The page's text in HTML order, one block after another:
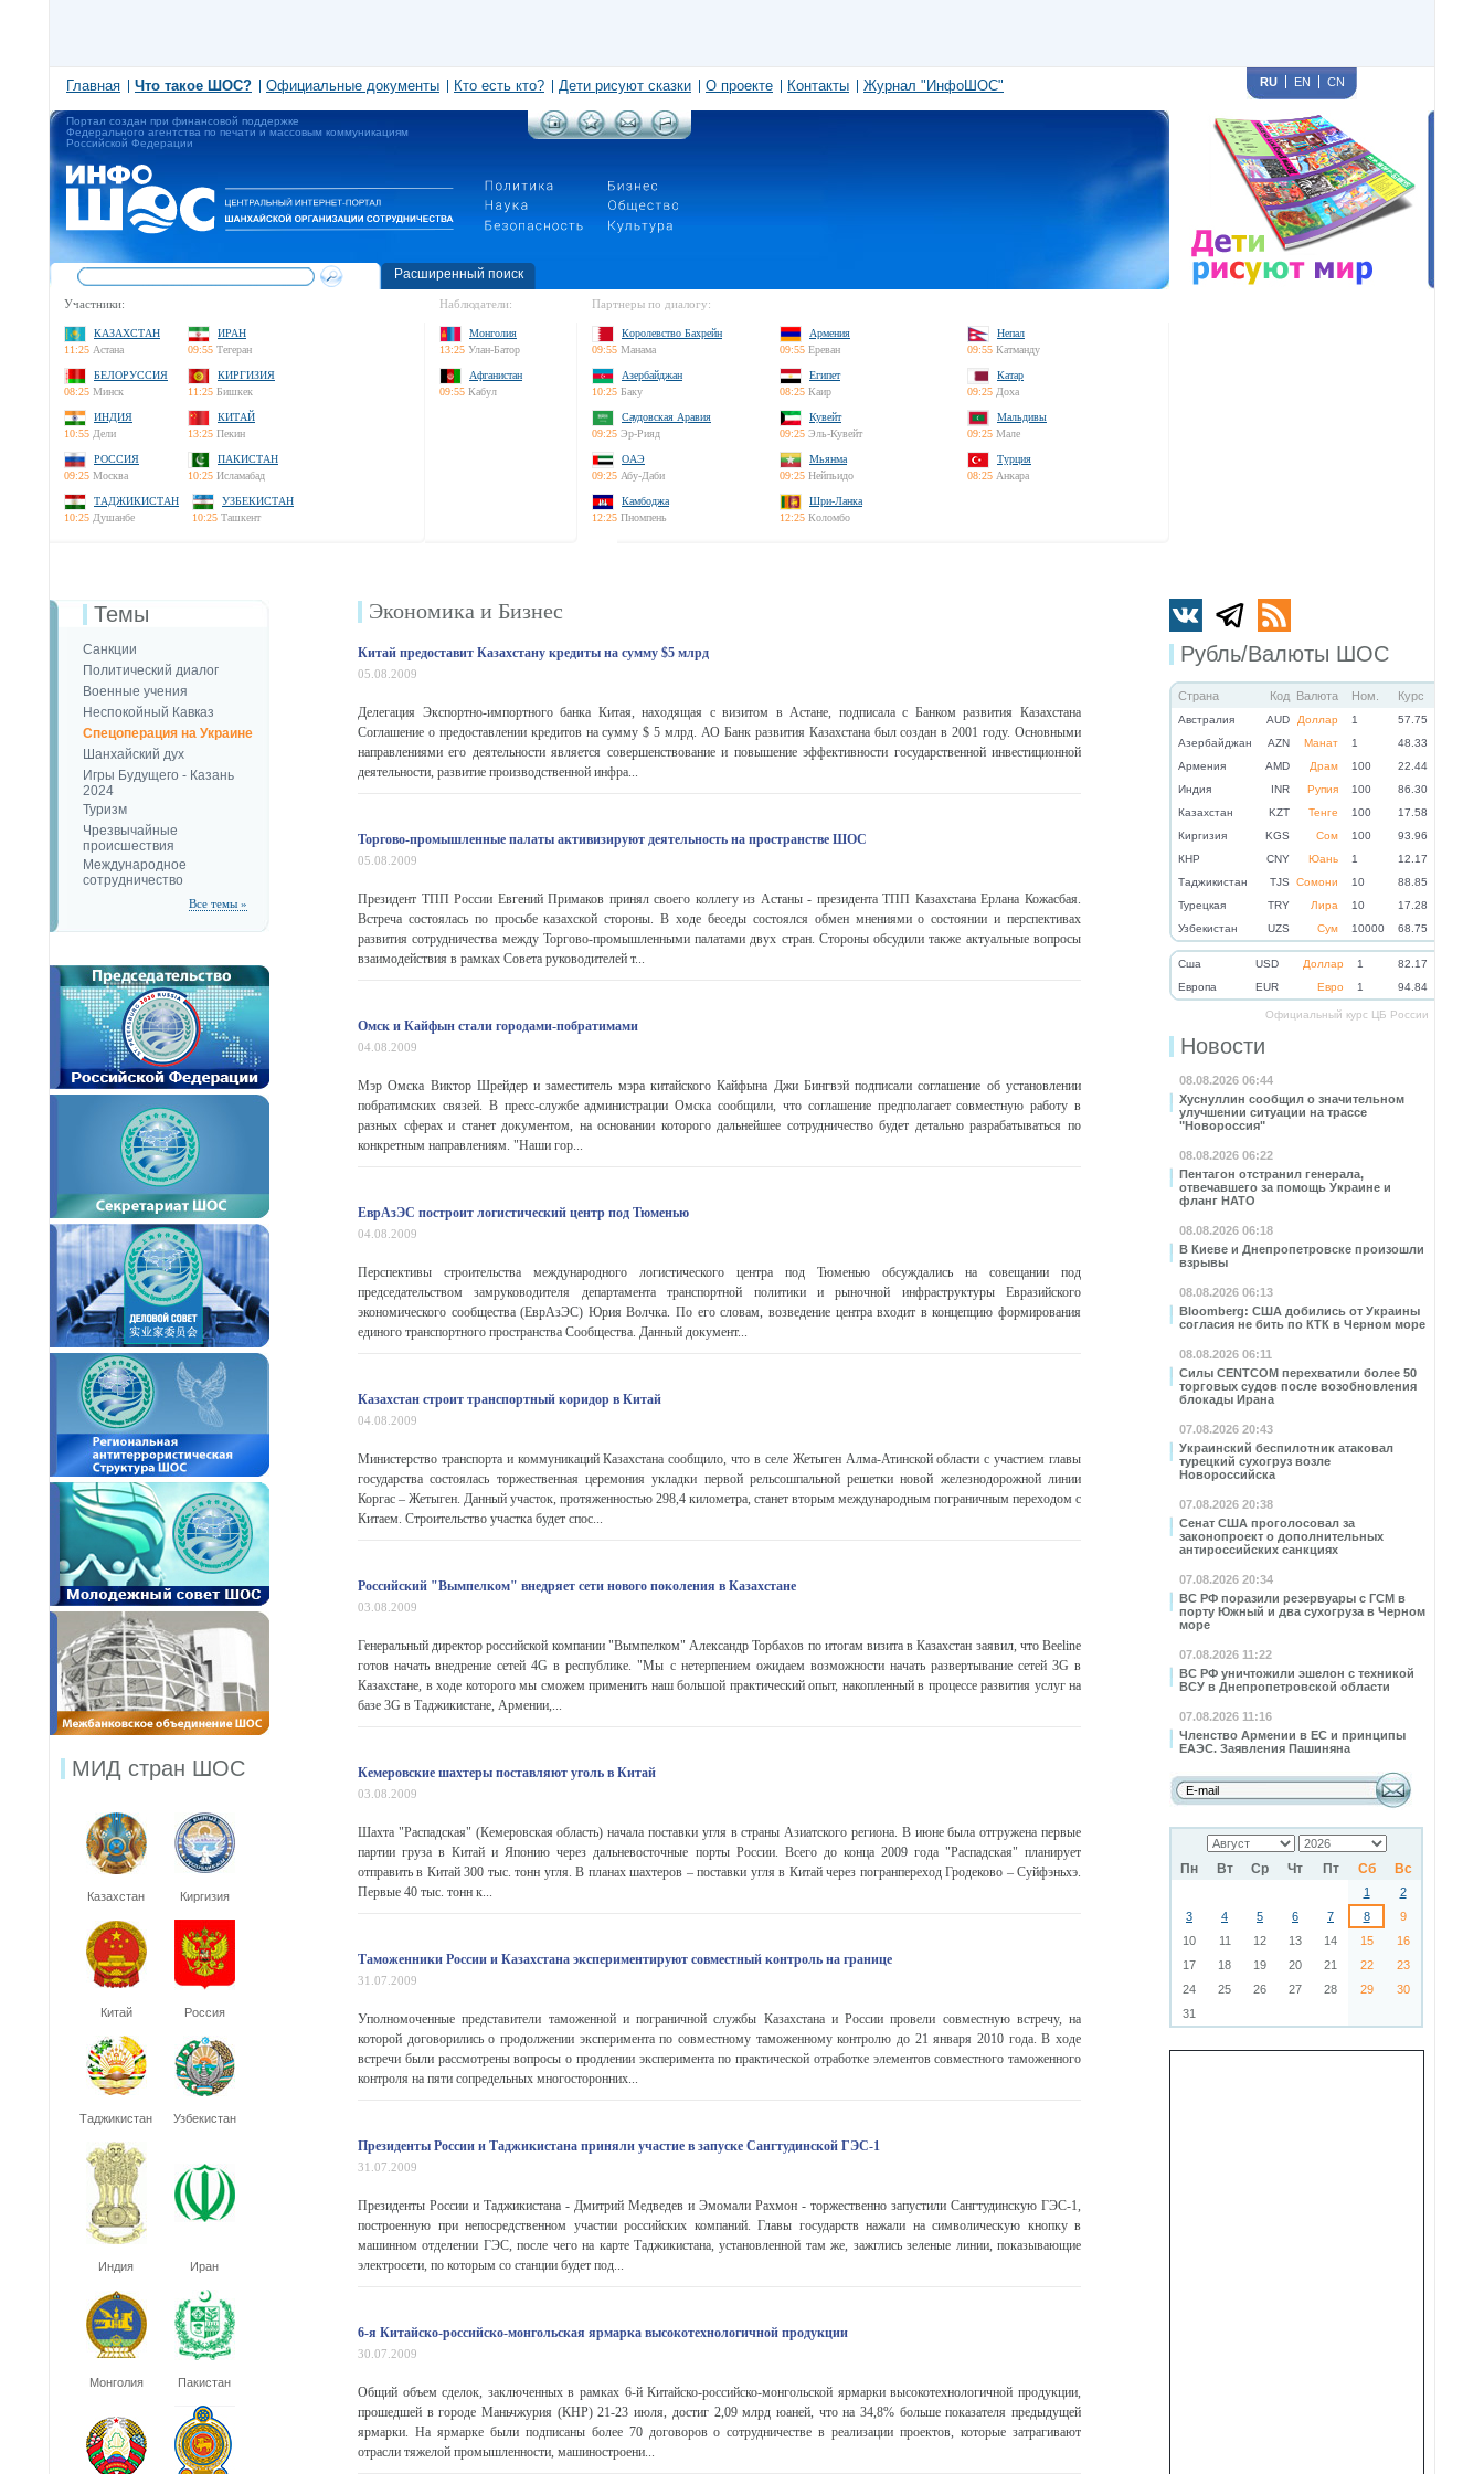
Главная Что такое ШОС? Официальные документы Кто есть кто? Дети рисуют сказки О проекте Контакты Журнал "ИнфоШОС" RU EN CN
Портал создан при финансовой поддержке
Федерального агентства по печати и массовым коммуникациям
Российской Федерации
Расширенный поиск
Участники:
КАЗАХСТАН
11:25 Астана
ИРАН
09:55 Тегеран
БЕЛОРУССИЯ
08:25 Минск
КИРГИЗИЯ
11:25 Бишкек
ИНДИЯ
10:55 Дели
КИТАЙ
13:25 Пекин
РОССИЯ
09:25 Москва
ПАКИСТАН
10:25 Исламабад
ТАДЖИКИСТАН
10:25 Душанбе
УЗБЕКИСТАН
10:25 Ташкент
Наблюдатели:
Монголия
13:25 Улан-Батор
Афганистан
09:55 Кабул
Партнеры по диалогу:
Королевство Бахрейн
09:55 Манама
Армения
09:55 Ереван
Непал
09:55 Катманду
Азербайджан
10:25 Баку
Египет
08:25 Каир
Катар
09:25 Доха
Саудовская Аравия
09:25 Эр-Рияд
Кувейт
09:25 Эль-Кувейт
Мальдивы
09:25 Мале
ОАЭ
09:25 Абу-Даби
Мьянма
09:25 Нейпьидо
Турция
08:25 Анкара
Камбоджа
12:25 Пномпень
Шри-Ланка
12:25 Коломбо
Рубль/Валюты ШОС
Страна Код Валюта Ном. Курс
Австралия AUD Доллар 1
57.75
Азербайджан
AZN Манат 1
48.33
Армения
AMD Драм 100
22.44
Индия
INR Рупия 100
86.30
Казахстан
KZT Тенге 100
17.58
Киргизия
KGS Сом 100
93.96
КНР
CNY Юань 1
12.17
Таджикистан
TJS Сомони 10
88.85
Турецкая
TRY Лира 10
17.28
Узбекистан
UZS Сум 10000 68.75
Cша USD Доллар 1
82.17
Eвропа
EUR Евро 1 94.84
Официальный курс ЦБ России
Новости
08.08.2026 06:44
Хуснуллин сообщил о значительном
улучшении ситуации на трассе
"Новороссия"
08.08.2026 06:22
Пентагон отстранил генерала,
отвечавшего за помощь Украине и
фланг НАТО
08.08.2026 06:18
В Киеве и Днепропетровске произошли
взрывы
08.08.2026 06:13
Bloomberg: США добились от Украины
согласия не бить по КТК в Черном море
08.08.2026 06:11
Силы CENTCOM перехватили более 50
торговых судов после возобновления
блокады Ирана
07.08.2026 20:43
Украинский беспилотник атаковал
турецкий сухогруз возле
Новороссийска
07.08.2026 20:38
Сенат США проголосовал за
законопроект о дополнительных
антироссийских санкциях
07.08.2026 20:34
ВС РФ поразили резервуары с ГСМ в
порту Южный и два сухогруза в Черном
море
07.08.2026 11:22
ВС РФ уничтожили эшелон с техникой
ВСУ в Днепропетровской области
07.08.2026 11:16
Членство Армении в ЕС и принципы
ЕАЭС. Заявления Пашиняна
Пн Вт Ср Чт Пт Сб Вс
1
2
3
4 5 6 7 8
9
10
11 12 13 14 15
16
17
18 19 20 21 22
23
24
25 26 27 28 29
30
31
Темы
Санкции
Политический диалог
Военные учения
Неспокойный Кавказ
Спецоперация на Украине
Шанхайский дух
Игры Будущего - Казань
2024
Туризм
Чрезвычайные
происшествия
Международное
сотрудничество
Все темы »
МИД стран ШОС
Казахстан Киргизия
Китай Россия
Таджикистан Узбекистан
Индия Иран
Монголия Пакистан
Экономика и Бизнес
Китай предоставит Казахстану кредиты на сумму $5 млрд
05.08.2009
Делегация Экспортно-импортного банка Китая, находящая с визитом в Астане, подписала с Банком развития Казахстана
Соглашение о предоставлении кредитов на сумму $ 5 млрд. АО Банк развития Казахстана был создан в 2001 году. Основными
направлениями его деятельности является совершенствование и повышение эффективности государственной инвестиционной
деятельности, развитие производственной инфра...
Торгово-промышленные палаты активизируют деятельность на пространстве ШОС
05.08.2009
Президент ТПП России Евгений Примаков принял своего коллегу из Астаны - президента ТПП Казахстана Ерлана Кожасбая.
Встреча состоялась по просьбе казахской стороны. В ходе беседы состоялся обмен мнениями о состоянии и перспективах
развития сотрудничества между Торгово-промышленными палатами двух стран. Стороны обсудили также актуальные вопросы
взаимодействия в рамках Совета руководителей т...
Омск и Кайфын стали городами-побратимами
04.08.2009
Мэр Омска Виктор Шрейдер и заместитель мэра китайского Кайфына Джи Бингвэй подписали соглашение об установлении
побратимских связей. В пресс-службе администрации Омска сообщили, что соглашение предполагает совместную работу в
разных сферах и станет документом, на основании которого дальнейшее сотрудничество будет детально разрабатываться по
конкретным направлениям. "Наши гор...
ЕврАзЭС построит логистический центр под Тюменью
04.08.2009
Перспективы строительства международного логистического центра под Тюменью обсуждались на совещании под
председательством замруководителя департамента транспортной политики и рыночной инфраструктуры Евразийского
экономического сообщества (ЕврАзЭС) Юрия Волчка. По его словам, возведение центра входит в концепцию формирования
единого транспортного пространства Сообщества. Данный документ...
Казахстан строит транспортный коридор в Китай
04.08.2009
Министерство транспорта и коммуникаций Казахстана сообщило, что в селе Жетыген Алма-Атинской области с участием главы
государства состоялась торжественная церемония укладки первой рельсошпальной решетки новой железнодорожной линии
Коргас – Жетыген. Данный участок, протяженностью 298,4 километра, станет вторым международным пограничным переходом с
Китаем. Строительство участка будет спос...
Российский "Вымпелком" внедряет сети нового поколения в Казахстане
03.08.2009
Генеральный директор российской компании "Вымпелком" Александр Торбахов по итогам визита в Казахстан заявил, что Beeline
готов начать внедрение сетей 4G в республике. "Мы с нетерпением ожидаем возможности начать развертывание сетей 3G в
Казахстане, в ходе которого мы сможем применить наш большой практический опыт, накопленный в процессе развития услуг на
базе 3G в Таджикистане, Армении,...
Кемеровские шахтеры поставляют уголь в Китай
03.08.2009
Шахта "Распадская" (Кемеровская область) начала поставки угля в страны Азиатского региона. В июне была отгружена первые
партии груза в Китай и Японию через дальневосточные порты России. Всего до конца 2009 года "Распадская" планирует
отправить в Китай 300 тыс. тонн угля. В планах шахтеров – поставки угля в Китай через погранпереход Гродеково – Суйфэньхэ.
Первые 40 тыс. тонн к...
Таможенники России и Казахстана экспериментируют совместный контроль на границе
31.07.2009
Уполномоченные представители таможенной и пограничной службы Казахстана и России провели совместную встречу, на
которой договорились о продолжении эксперимента по совместному таможенному контролю до 21 января 2010 года. В ходе
встречи были рассмотрены вопросы о продлении эксперимента по практической отработке элементов совместного таможенного
контроля на пяти сопредельных многосторонних...
Президенты России и Таджикистана приняли участие в запуске Сангтудинской ГЭС-1
31.07.2009
Президенты России и Таджикистана - Дмитрий Медведев и Эмомали Рахмон - торжественно запустили Сангтудинскую ГЭС-1,
построенную при непосредственном участии российских компаний. Главы государств нажали на символическую кнопку в
машинном отделении ГЭС, после чего на карте Таджикистана, установленной там же, зажглись зеленые линии, показывающие
электросети, по которым со станции будет под...
6-я Китайско-российско-монгольская ярмарка высокотехнологичной продукции
30.07.2009
Общий объем сделок, заключенных в рамках 6-й Китайско-российско-монгольской ярмарки высокотехнологичной продукции,
прошедшей в городе Маньчжурия (КНР) 21-23 июля, достиг 2,09 млрд юаней, что на 34,8% больше показателя предыдущей
ярмарки. На ярмарке были подписаны более 70 договоров о сотрудничестве в реализации проектов, которые затрагивают
отрасли тяжелой промышленности, машиностроени...